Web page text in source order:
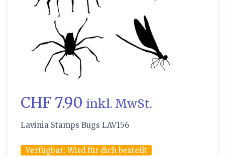
CHF 7.90 inkl. MwSt.
Lavinia Stamps Bugs LAV156
Verfügbar:Wird für dich bestellt